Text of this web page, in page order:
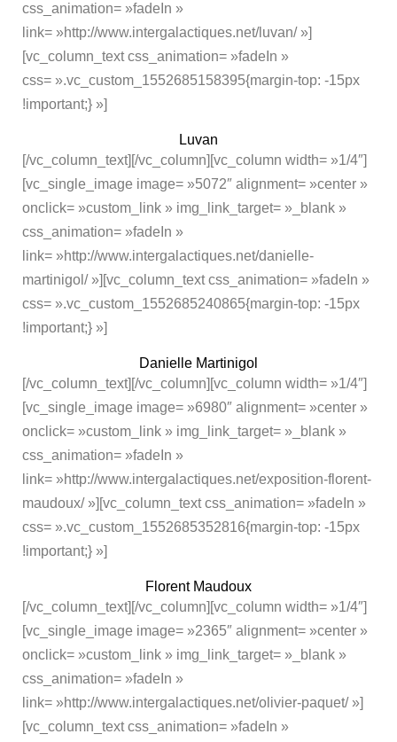
css_animation= »fadeIn »
link= »http://www.intergalactiques.net/luvan/ »]
[vc_column_text css_animation= »fadeIn »
css= ».vc_custom_1552685158395{margin-top: -15px
!important;} »]
Luvan
[/vc_column_text][/vc_column][vc_column width= »1/4″]
[vc_single_image image= »5072″ alignment= »center »
onclick= »custom_link » img_link_target= »_blank »
css_animation= »fadeIn »
link= »http://www.intergalactiques.net/danielle-
martinigol/ »][vc_column_text css_animation= »fadeIn »
css= ».vc_custom_1552685240865{margin-top: -15px
!important;} »]
Danielle Martinigol
[/vc_column_text][/vc_column][vc_column width= »1/4″]
[vc_single_image image= »6980″ alignment= »center »
onclick= »custom_link » img_link_target= »_blank »
css_animation= »fadeIn »
link= »http://www.intergalactiques.net/exposition-florent-
maudoux/ »][vc_column_text css_animation= »fadeIn »
css= ».vc_custom_1552685352816{margin-top: -15px
!important;} »]
Florent Maudoux
[/vc_column_text][/vc_column][vc_column width= »1/4″]
[vc_single_image image= »2365″ alignment= »center »
onclick= »custom_link » img_link_target= »_blank »
css_animation= »fadeIn »
link= »http://www.intergalactiques.net/olivier-paquet/ »]
[vc_column_text css_animation= »fadeIn »